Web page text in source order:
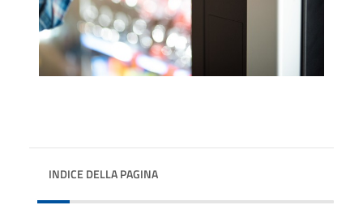
INDICE DELLA PAGINA